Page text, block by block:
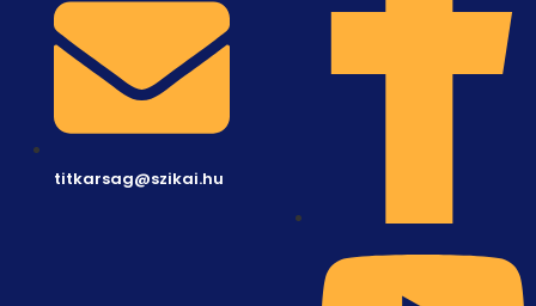
titkarsag@szikai.hu